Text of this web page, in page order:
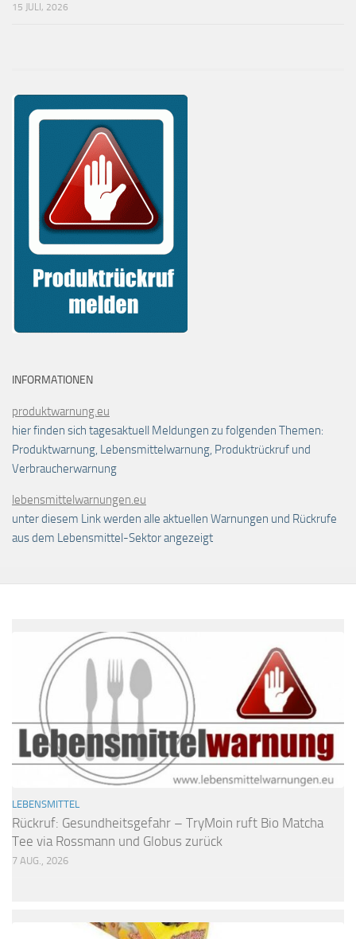
15 JULI, 2026
INFORMATIONEN
produktwarnung.eu
hier finden sich tagesaktuell Meldungen zu folgenden Themen:
Produktwarnung, Lebensmittelwarnung, Produktrückruf und
Verbraucherwarnung
lebensmittelwarnungen.eu
unter diesem Link werden alle aktuellen Warnungen und Rückrufe
aus dem Lebensmittel-Sektor angezeigt
LEBENSMITTEL
Rückruf: Gesundheitsgefahr – TryMoin ruft Bio Matcha
Tee via Rossmann und Globus zurück
7 AUG., 2026